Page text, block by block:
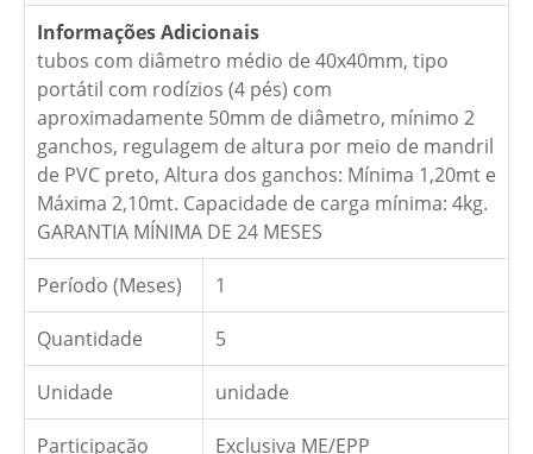
Informações Adicionais
tubos com diâmetro médio de 40x40mm, tipo
portátil com rodízios (4 pés) com
aproximadamente 50mm de diâmetro, mínimo 2
ganchos, regulagem de altura por meio de mandril
de PVC preto, Altura dos ganchos: Mínima 1,20mt e
Máxima 2,10mt. Capacidade de carga mínima: 4kg.
GARANTIA MÍNIMA DE 24 MESES
Período (Meses) 1
Quantidade 5
Unidade unidade
Participação Exclusiva ME/EPP